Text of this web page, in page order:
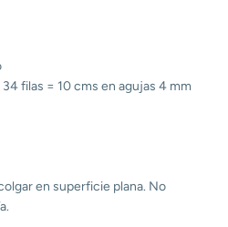
filas = 10 cms en agujas 4 mm
en superficie plana. No